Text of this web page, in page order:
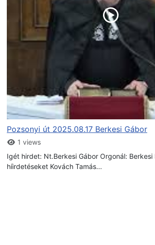
Pozsonyi út 2025.08.17 Berkesi Gábor
1 views
Igét hirdet: Nt.Berkesi Gábor Orgonál: Berkesi
híirdetéseket Kovách Tamás...